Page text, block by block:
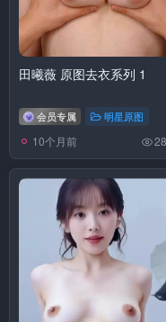
田曦薇 原图去衣系列 1
会员专属 明星原图
10个月前